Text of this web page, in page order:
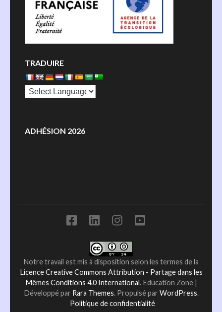
TRADUIRE
ADHÉSION 2026
Notre travail est mis à disposition selon les termes de la
Licence Creative Commons Attribution - Partage dans les
Mêmes Conditions 4.0 International. Education Zone |
Développé par Rara Themes. Propulsé par WordPress.
Politique de confidentialité